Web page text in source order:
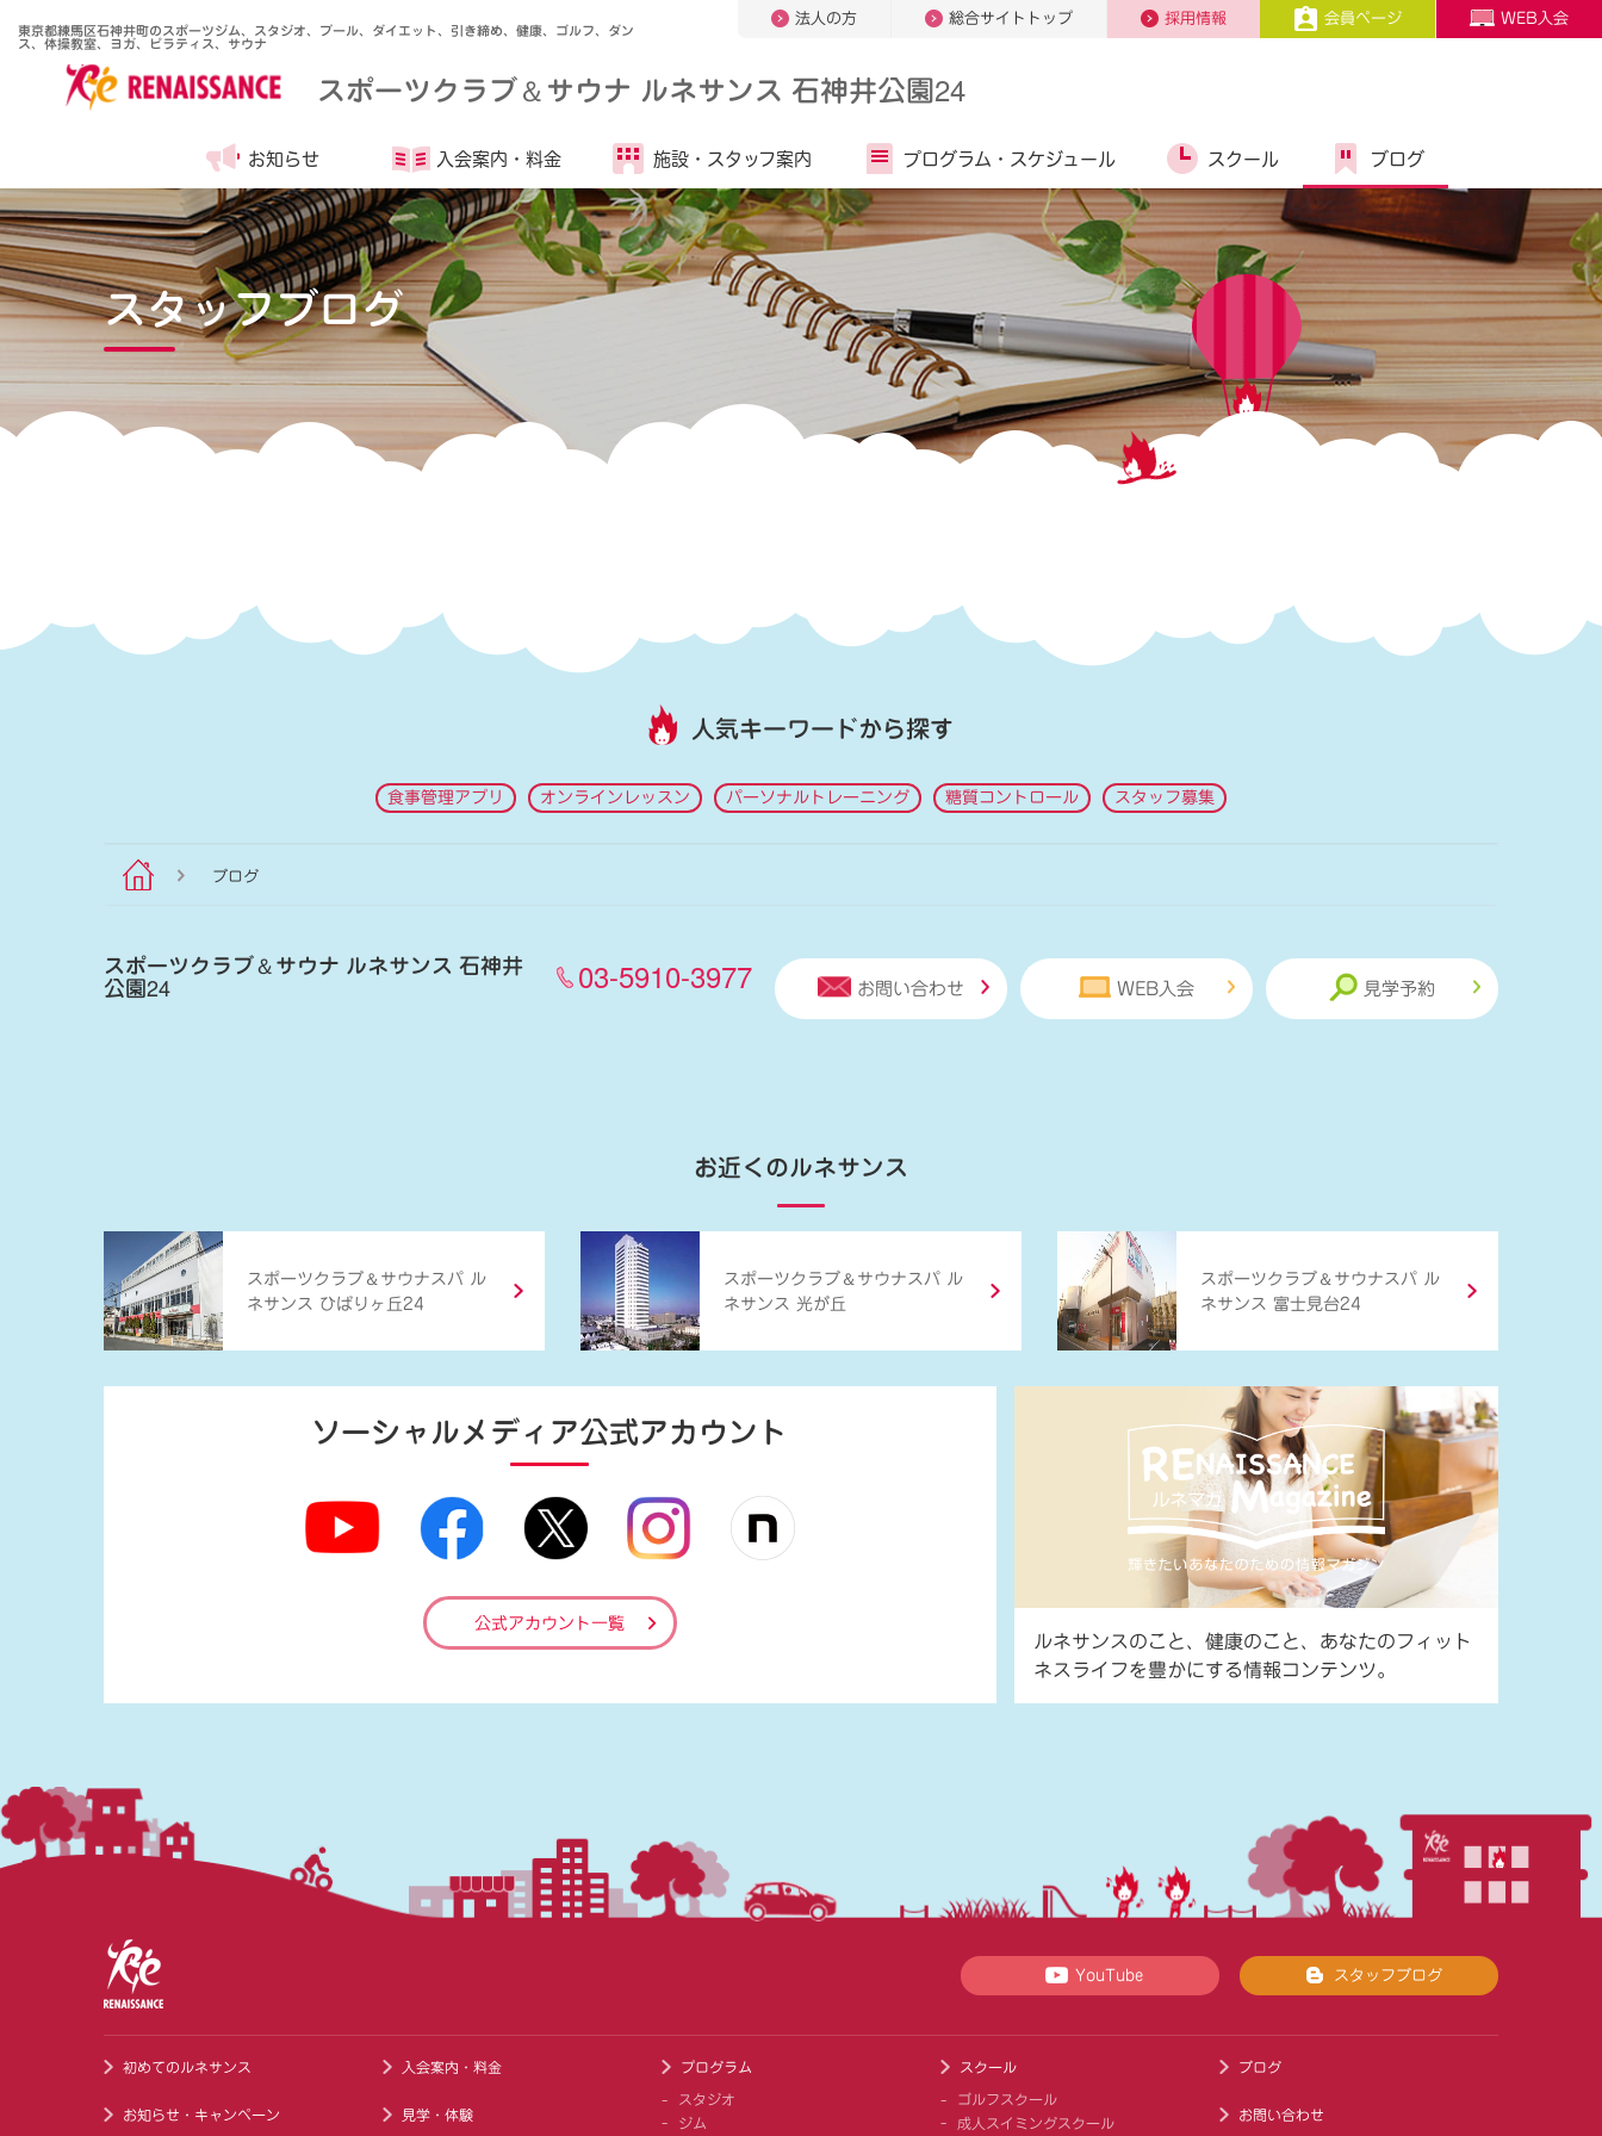
東京都練馬区石神井町のスポーツジム、スタジオ、プール、ダイエット、引き締め、健康、ゴルフ、ダン
ス、体操教室、ヨガ、ピラティス、サウナ
法人の方 総合サイトトップ 採用情報 会員ページ WEB入会
スポーツクラブ＆サウナ ルネサンス 石神井公園24
お知らせ 入会案内・ 料金 施設・ スタッフ案内 プログラム・ スケジュール スクール ブログ
スタッフブログ
人気キーワードから探す
食事管理アプリ オンラインレッスン パーソナルトレーニング 糖質コントロール スタッフ募集
ブログ
スポーツクラブ＆サウナ ルネサンス 石神井
公園24 03-5910-3977 お問い合わせ WEB入会 見学予約
お近くのルネサンス
スポーツクラブ ＆ サウナスパ ル
ネサンス ひばりヶ丘24
スポーツクラブ ＆ サウナスパ ル
ネサンス 光が丘
スポーツクラブ ＆ サウナスパ ル
ネサンス 富士見台24
ソーシャルメディア公式アカウント
公式アカウント一覧
ルネサンスのこと、健康のこと、あなたのフィット
ネスライフを豊かにする情報コンテンツ。
YouTube スタッフブログ
初めてのルネサンス
お知らせ・キャンペーン
入会案内・料金
見学・体験
プログラム
スタジオ
ジム
スクール
ゴルフスクール
成人スイミングスクール
ブログ
お問い合わせ